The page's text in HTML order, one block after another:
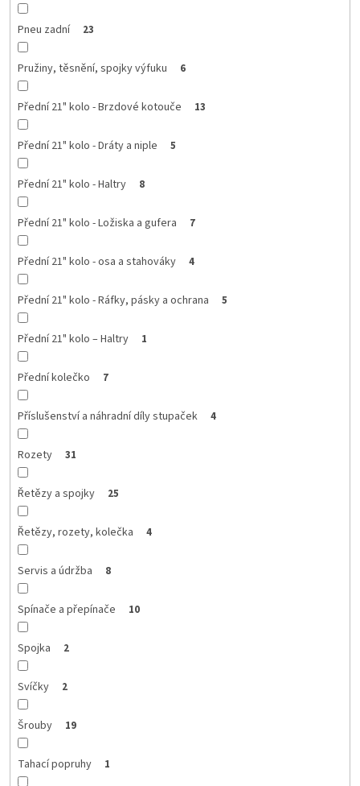
Pneu zadní 23
Pružiny, těsnění, spojky výfuku 6
Přední 21" kolo - Brzdové kotouče 13
Přední 21" kolo - Dráty a niple 5
Přední 21" kolo - Haltry 8
Přední 21" kolo - Ložiska a gufera 7
Přední 21" kolo - osa a stahováky 4
Přední 21" kolo - Ráfky, pásky a ochrana 5
Přední 21" kolo – Haltry 1
Přední kolečko 7
Příslušenství a náhradní díly stupaček 4
Rozety 31
Řetězy a spojky 25
Řetězy, rozety, kolečka 4
Servis a údržba 8
Spínače a přepínače 10
Spojka 2
Svíčky 2
Šrouby 19
Tahací popruhy 1